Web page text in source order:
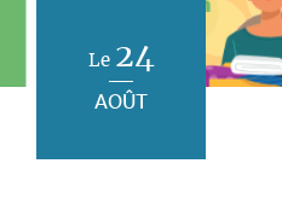
Le 24
AOÛT